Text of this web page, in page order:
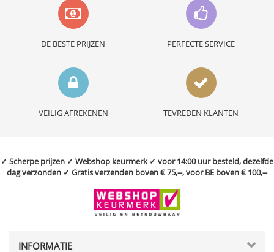
DE BESTE PRIJZEN PERFECTE SERVICE
VEILIG AFREKENEN TEVREDEN KLANTEN
✓ Scherpe prijzen ✓ Webshop keurmerk ✓ voor 14:00 uur besteld, dezelfde
dag verzonden ✓ Gratis verzenden boven € 75,--, voor BE boven € 100,--
INFORMATIE